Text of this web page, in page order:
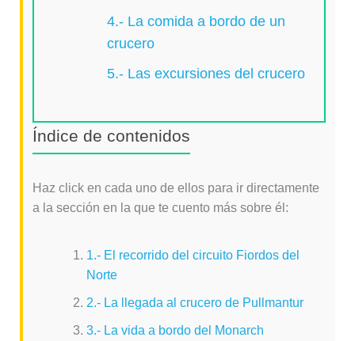
4.- La comida a bordo de un
crucero
5.- Las excursiones del crucero
Índice de contenidos
Haz click en cada uno de ellos para ir directamente
a la sección en la que te cuento más sobre él:
1.- El recorrido del circuito Fiordos del
Norte
2.- La llegada al crucero de Pullmantur
3.- La vida a bordo del Monarch